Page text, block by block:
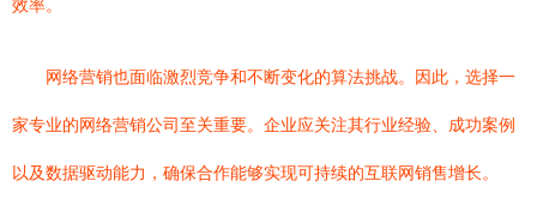
效率。
网络营销也面临激烈竞争和不断变化的算法挑战。因此，选择一
家专业的网络营销公司至关重要。企业应关注其行业经验、成功案例
以及数据驱动能力，确保合作能够实现可持续的互联网销售增长。